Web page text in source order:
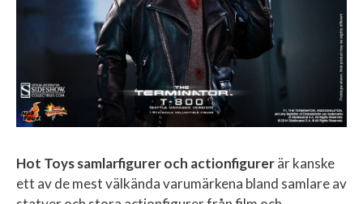
Hot Toys samlarfigurer och actionfigurerär kanske
ett av de mest välkända varumärkena bland samlare av